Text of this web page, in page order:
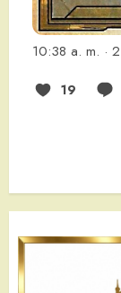
10:38 a. m. ·
19